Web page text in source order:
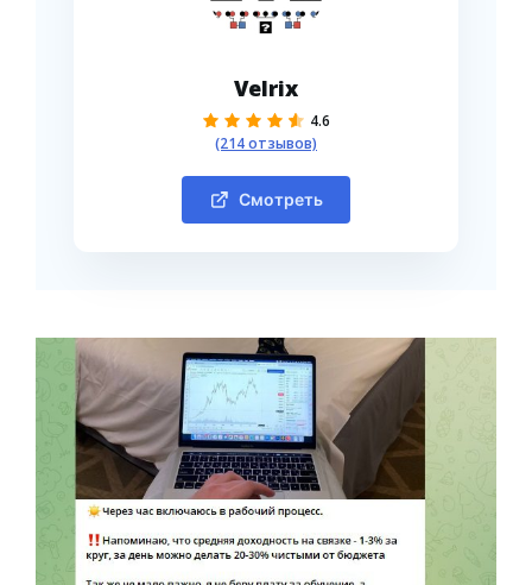
Velrix
4.6
(214 отзывов)
Смотреть